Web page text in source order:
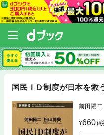
国民ＩＤ制度が日本を救
前田陽二
660(